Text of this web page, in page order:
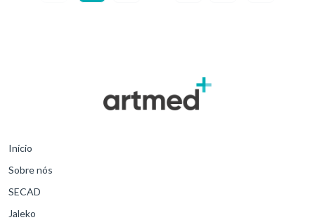
Início
Sobre nós
SECAD
Jaleko